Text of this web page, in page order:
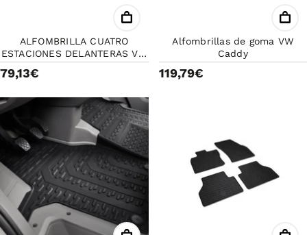
ALFOMBRILLA CUATRO
ESTACIONES DELANTERAS VW
ORIGINAL X2 PIEZAS
79,13€
Alfombrillas de goma VW
Caddy
119,79€